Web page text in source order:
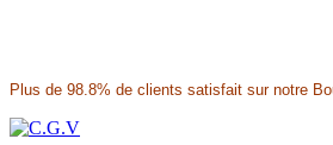
Plus de 98.8% de clients satisfait sur notre